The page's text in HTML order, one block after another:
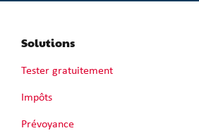
Solutions
Tester gratuitement
Impôts
Prévoyance